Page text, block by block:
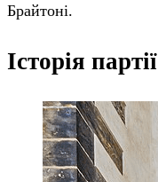
Брайтоні.
Історія партії